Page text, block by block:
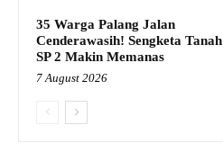
35 Warga Palang Jalan
Cenderawasih! Sengketa Tanah
SP 2 Makin Memanas
7 August 2026